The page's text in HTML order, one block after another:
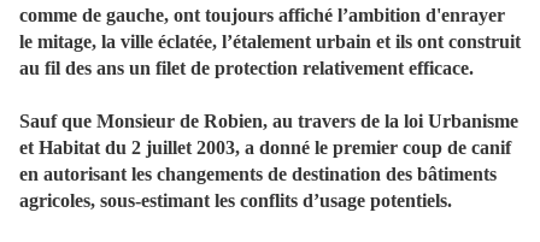
comme de gauche, ont toujours affiché l’ambition d'enrayer
le mitage, la ville éclatée, l’étalement urbain et ils ont construit
au fil des ans un filet de protection relativement efficace.
Sauf que Monsieur de Robien, au travers de la loi Urbanisme
et Habitat du 2 juillet 2003, a donné le premier coup de canif
en autorisant les changements de destination des bâtiments
agricoles, sous-estimant les conflits d’usage potentiels.